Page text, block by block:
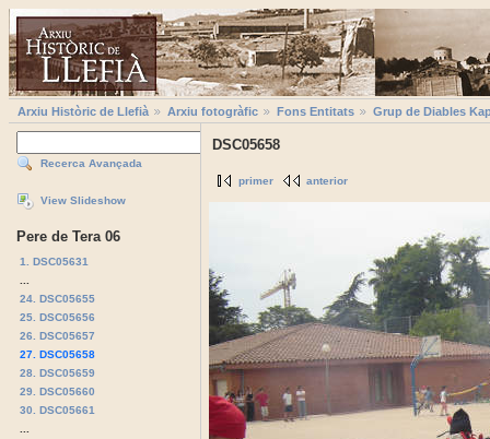
Arxiu Històric de Llefià Arxiu fotogràfic Fons Entitats Grup de Diables
Recerca Avançada
View Slideshow
Pere de Tera 06
1. DSC05631
24. DSC05655
25. DSC05656
26. DSC05657
27. DSC05658
28. DSC05659
29. DSC05660
30. DSC05661
DSC05658
primer anterior